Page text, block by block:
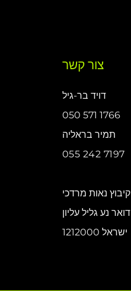
צור קשר
דויד בר-גיל
050 571 1766
תמיר בראליה
055 242 7197
קיבוץ נאות מרדכי
דואר נע גליל עליון
1212000 ישראל